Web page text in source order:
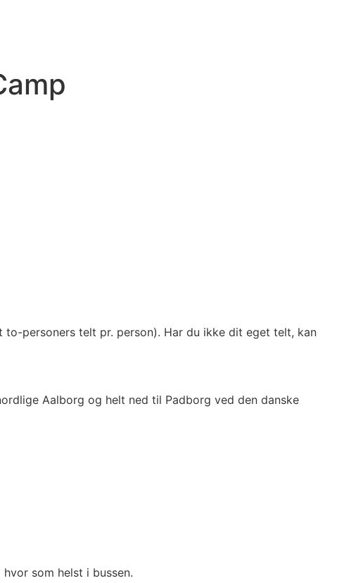
personers telt pr. person). Har du ikke dit eget telt, kan
Aalborg og helt ned til Padborg ved den danske
som helst i bussen.